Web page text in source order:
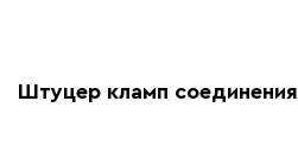
Штуцер кламп соединения